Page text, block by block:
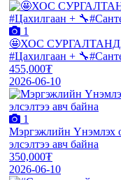
1
🤩ХОС
#Цахилгаан +
455,000₮
2026-06-10
1
Мэргэжлийн Үнэмлэх
элсэлтээ авч байна
350,000₮
2026-06-10